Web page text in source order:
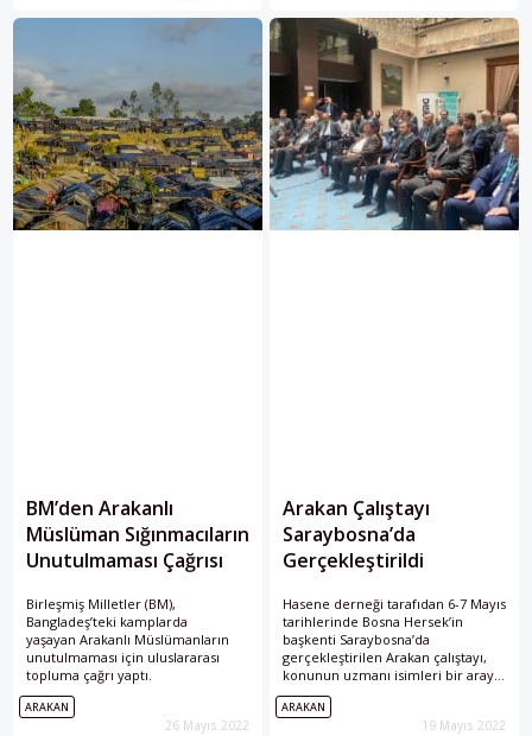
BM’den Arakanlı
Müslüman Sığınmacıların
Unutulmaması Çağrısı
Birleşmiş Milletler (BM),
Bangladeş’teki kamplarda
yaşayan Arakanlı Müslümanların
unutulmaması için uluslararası
topluma çağrı yaptı.
ARAKAN
26 Mayıs 2022
Arakan Çalıştayı
Saraybosna’da
Gerçekleştirildi
Hasene derneği tarafıdan 6-7 Mayıs
tarihlerinde Bosna Hersek’in
başkenti Saraybosna’da
gerçekleştirilen Arakan çalıştayı,
konunun uzmanı isimleri bir araya
getirdi.
ARAKAN
19 Mayıs 2022